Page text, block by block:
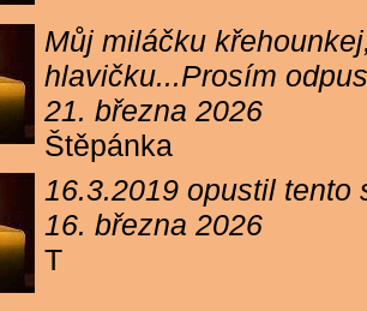
Můj miláčku
hlavičku...Prosím
21. března 2026
Štěpánka
16.3.2019 opustil
16. března 2026
T